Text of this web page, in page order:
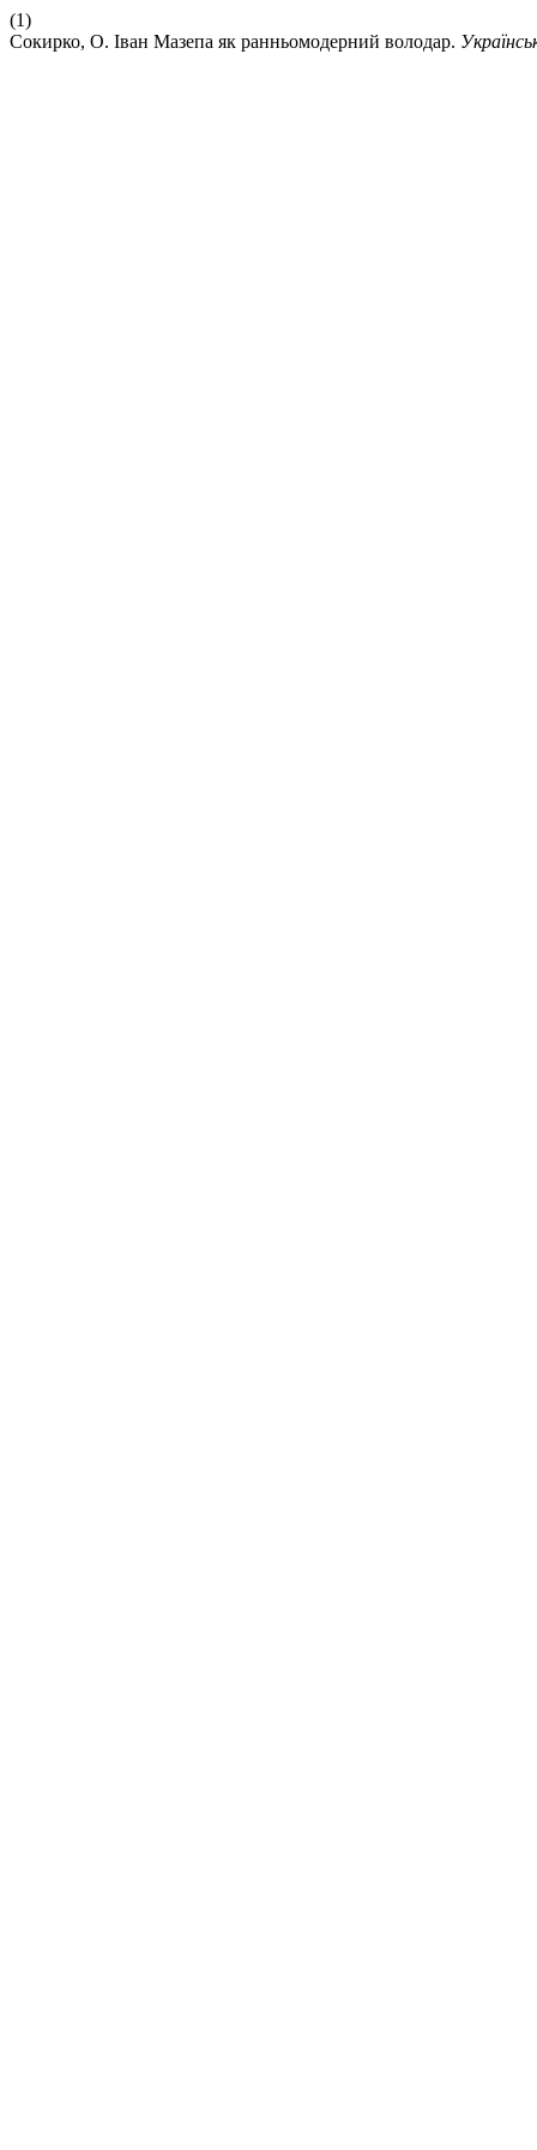
(1)
Сокирко, О. Іван Мазепа як ранньомодерний володар.